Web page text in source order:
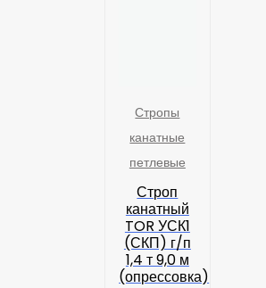
Стропы
канатные
петлевые
Строп
канатный
TOR УСК1
(СКП) г/п
1,4 т 9,0 м
(опрессовка)